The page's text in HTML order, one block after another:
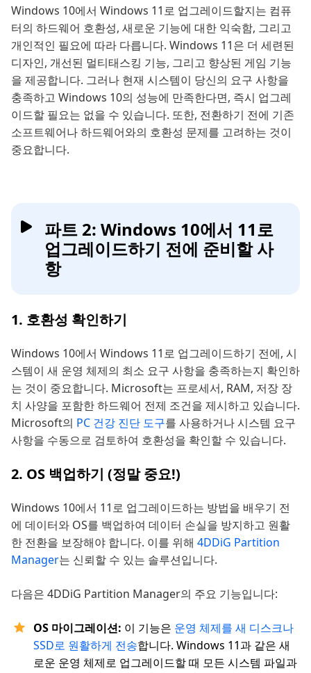
Windows 10에서 Windows 11로 업그레이드할지는 컴퓨
터의 하드웨어 호환성, 새로운 기능에 대한 익숙함, 그리고
개인적인 필요에 따라 다릅니다. Windows 11은 더 세련된
디자인, 개선된 멀티태스킹 기능, 그리고 향상된 게임 기능
을 제공합니다. 그러나 현재 시스템이 당신의 요구 사항을
충족하고 Windows 10의 성능에 만족한다면, 즉시 업그레
이드할 필요는 없을 수 있습니다. 또한, 전환하기 전에 기존
소프트웨어나 하드웨어와의 호환성 문제를 고려하는 것이
중요합니다.
파트 2: Windows 10에서 11로
업그레이드하기 전에 준비할 사
항
1. 호환성 확인하기
Windows 10에서 Windows 11로 업그레이드하기 전에, 시
스템이 새 운영 체제의 최소 요구 사항을 충족하는지 확인하
는 것이 중요합니다. Microsoft는 프로세서, RAM, 저장 장
치 사양을 포함한 하드웨어 전제 조건을 제시하고 있습니다.
Microsoft의 PC 건강 진단 도구를 사용하거나 시스템 요구
사항을 수동으로 검토하여 호환성을 확인할 수 있습니다.
2. OS 백업하기 (정말 중요!)
Windows 10에서 11로 업그레이드하는 방법을 배우기 전
에 데이터와 OS를 백업하여 데이터 손실을 방지하고 원활
한 전환을 보장해야 합니다. 이를 위해 4DDiG Partition
Manager는 신뢰할 수 있는 솔루션입니다.
다음은 4DDiG Partition Manager의 주요 기능입니다:
OS 마이그레이션: 이 기능은 운영 체제를 새 디스크나
SSD로 원활하게 전송합니다. Windows 11과 같은 새
로운 운영 체제로 업그레이드할 때 모든 시스템 파일과